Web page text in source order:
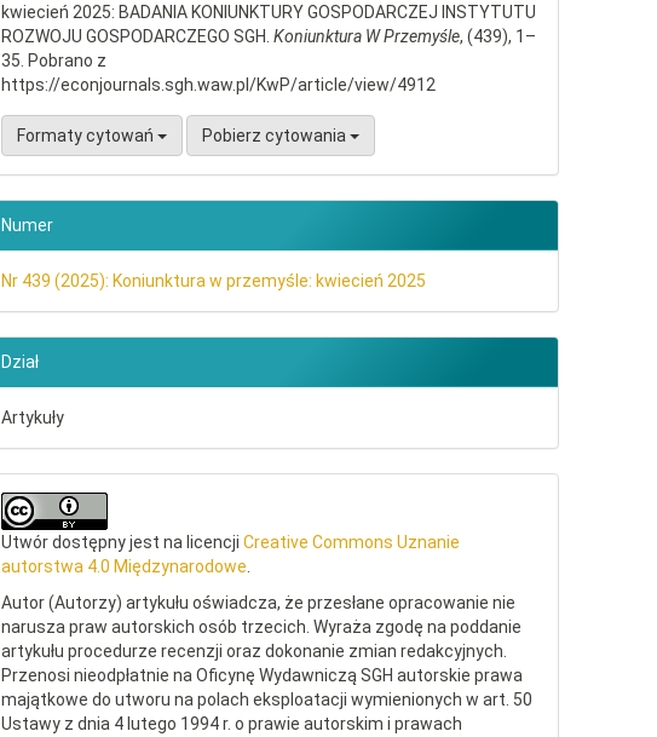
kwiecień 2025: BADANIA KONIUNKTURY GOSPODARCZEJ INSTYTUTU
ROZWOJU GOSPODARCZEGO SGH.Koniunktura W Przemyśle, (439), 1–
35. Pobrano z
https://econjournals.sgh.waw.pl/KwP/article/view/4912
Formaty cytowań Pobierz cytowania
Numer
Nr 439 (2025): Koniunktura w przemyśle: kwiecień 2025
Dział
Artykuły
Utwór dostępny jest na licencjiCreative Commons Uznanie
autorstwa 4.0 Międzynarodowe
Autor (Autorzy) artykułu oświadcza, że przesłane opracowanie nie
narusza praw autorskich osób trzecich. Wyraża zgodę na poddanie
artykułu procedurze recenzji oraz dokonanie zmian redakcyjnych.
Przenosi nieodpłatnie na Oficynę Wydawniczą SGH autorskie prawa
majątkowe do utworu na polach eksploatacji wymienionych w art. 50
Ustawy z dnia 4 lutego 1994 r. o prawie autorskim i prawach